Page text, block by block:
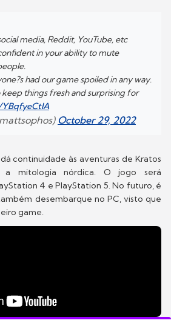
media, Reddit, YouTube, etc
in your ability to mute
had our game spoiled in any way.
keep things fresh and surprising for
October 29, 2022
continuidade às aventuras de Kratos
mitologia nórdica. O jogo será
4 e PlayStation 5. No futuro, é
desembarque no PC, visto que
game.